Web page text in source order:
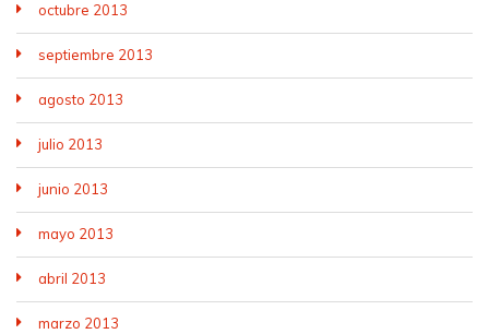
octubre 2013
septiembre 2013
agosto 2013
julio 2013
junio 2013
mayo 2013
abril 2013
marzo 2013